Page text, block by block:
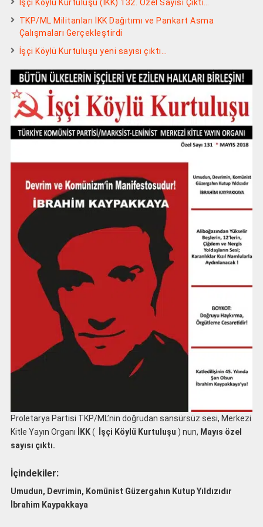
İşçi Köylü Kurtuluşu (İKK) 132. Özel Sayısı Çıktı…
TKP/ML Militanları İKK Dağıtımı ve Pankart Asma
Çalışmaları Gerçekleştirdi
İşçi Köylü Kurtuluşu yeni sayısı çıktı…
Proletarya Partisi TKP/ML’nin doğrudan sansürsüz sesi, Merkezi
Kitle Yayın Organı
İKK( İşçi Köylü Kurtuluşu ) nun, Mayıs özel
sayısı çıktı.
İçindekiler:
Umudun, Devrimin, Komünist Güzergahın Kutup Yıldızıdır
İbrahim Kaypakkaya